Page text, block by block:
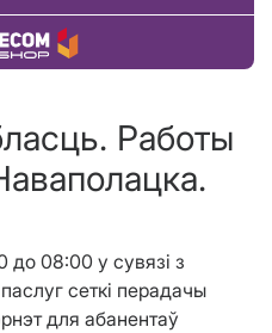
тавар
Работы
до 08:00 у сувязі з
сеткі перадачы
для абанентаў